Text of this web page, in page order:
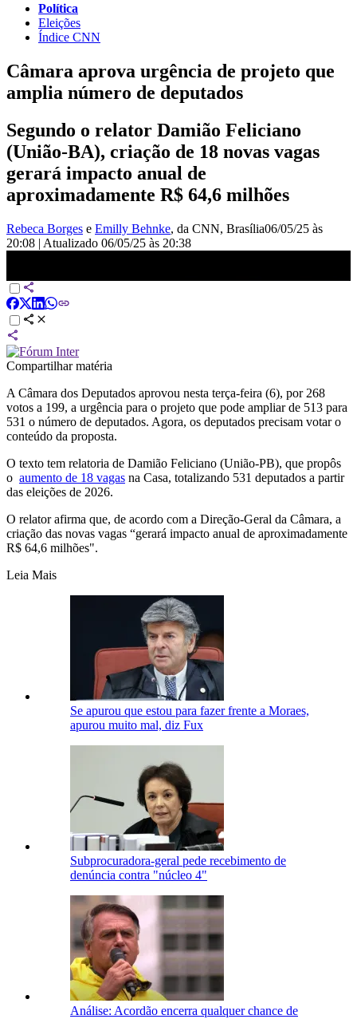
Política
Eleições
Índice CNN
Câmara aprova urgência de projeto que
amplia número de deputados
Segundo o relator Damião Feliciano
(União-BA), criação de 18 novas vagas
gerará impacto anual de
aproximadamente R$ 64,6 milhões
Rebeca Borges e Emilly Behnke, da CNN, Brasília06/05/25 às
20:08 | Atualizado 06/05/25 às 20:38
Compartilhar matéria
A Câmara dos Deputados aprovou nesta terça-feira (6), por 268
votos a 199, a urgência para o projeto que pode ampliar de 513 para
531 o número de deputados. Agora, os deputados precisam votar o
conteúdo da proposta.
O texto tem relatoria de Damião Feliciano (União-PB), que propôs
o aumento de 18 vagas na Casa, totalizando 531 deputados a partir
das eleições de 2026.
O relator afirma que, de acordo com a Direção-Geral da Câmara, a
criação das novas vagas “gerará impacto anual de aproximadamente
R$ 64,6 milhões".
Leia Mais
Se apurou que estou para fazer frente a Moraes,
apurou muito mal, diz Fux
Subprocuradora-geral pede recebimento de
denúncia contra "núcleo 4"
Análise: Acordão encerra qualquer chance de